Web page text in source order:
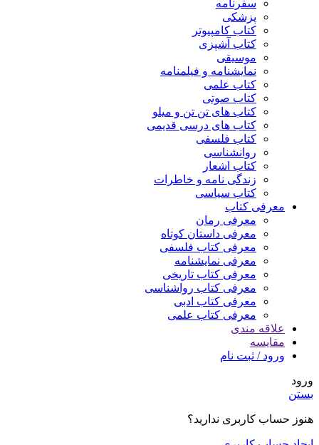
سفرنامه
پزشکی
کتاب کامپیوتر
کتاب آشپزی
موسیقی
نمایشنامه و فیلمنامه
کتاب علمی
کتاب صوتی
کتاب های تن تن و میلو
کتاب های درسی قدیمی
کتاب فلسفی
روانشناسی
کتاب اشعار
زندگی نامه و خاطرات
کتاب سیاسی
معرفی کتاب
معرفی رمان
معرفی داستان کوتاه
معرفی کتاب فلسفی
معرفی نمایشنامه
معرفی کتاب تاریخی
معرفی کتاب رواشناسی
معرفی کتاب ادبی
معرفی کتاب علمی
علاقه مندی
مقایسه
ورود / ثبت نام
ورود
بستن
هنوز حساب کاربری ندارید؟